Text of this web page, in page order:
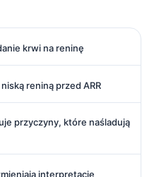
krwi na reninę
reniną przed ARR
przyczyny, które naśladują
interpretację